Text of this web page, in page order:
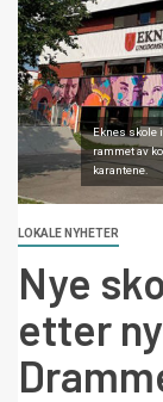
Eknes skole
rammet av
karantene.
LOKALE NYHETER
Nye
etter